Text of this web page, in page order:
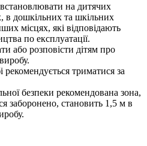
на дитячих
в дошкільних та шкільних
місцях, які відповідають
по експлуатації.
або розповісти дітям про
рекомендується триматися за
безпеки рекомендована зона,
заборонено, становить 1,5 м в